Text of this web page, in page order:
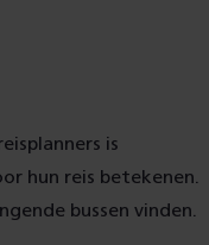
is
hun reis betekenen.
bussen vinden.